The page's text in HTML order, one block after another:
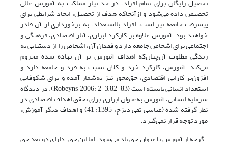
تحصیل رایگان برای تمام افراد، در حد نیاز مملکت به آموزش عالی
تخصیص داده‌ می‌شود و از‌آنجا‌که هدف از تحصیل، ایجاد شرایطی برای
پیشرفت جامعه نیز است، افراد بااستعداد، به برخورداری از آن قادر
خواهند بود. آموزش علاوه بر کارکرد ابزاری، آثار اقتصادی، فرهنگی و
اجتماعی برای اشخاص جامعه دارد و فقدان آن، اشخاص را از دستیابی به
زندگی مطلوب آن‌چنان‌که اهداف آموزش بر آن نهاده شده محروم
می‌کند. آموزش، کارکرد خرد و کلان نسبت به فرد و جامعه دارد و
افزون‌بر کارایی اقتصادی، حق‌محور نیز به‌شمار آمده و برای شکوفایی
استعداد انسانی بایسته است (Robeyns, 2006: 2-3, 82-83). در دیدگاه
سرمایه‌ انسانی، آموزش به‌عنوان ابزاری برای تحقق اهداف اقتصادی در
نظر گرفته‌ شده (عباسی تقی دیزج، 1395: 41) و اهداف دیگر آموزش،
مورد توجه قرار نمی‌گیرد.